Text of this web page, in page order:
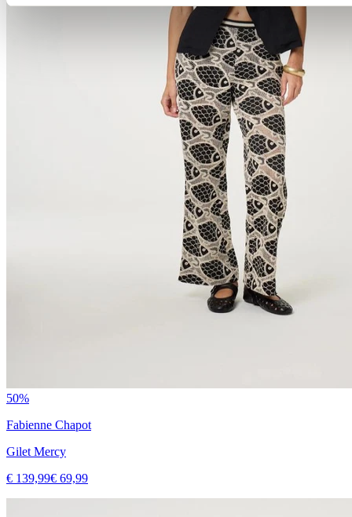
50%
Fabienne Chapot
Gilet Mercy
€ 139,99€ 69,99